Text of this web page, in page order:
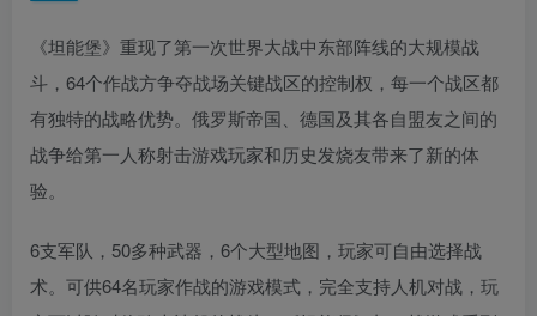
《坦能堡》重现了第一次世界大战中东部阵线的大规模战
斗，64个作战方争夺战场关键战区的控制权，每一个战区都
有独特的战略优势。俄罗斯帝国、德国及其各自盟友之间的
战争给第一人称射击游戏玩家和历史发烧友带来了新的体
验。
6支军队，50多种武器，6个大型地图，玩家可自由选择战
术。可供64名玩家作战的游戏模式，完全支持人机对战，玩